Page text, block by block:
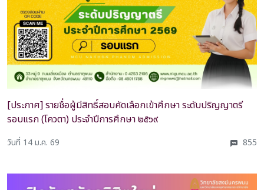
[ประกาศ] รายชื่อผู้มีสิทธิ์สอบคัดเลือกเข้าศึกษา ระดับปริญญาตรี
รอบแรก (โควตา) ประจำปีการศึกษา ๒๕๖๙
วันที่ 14 ม.ค. 69 855